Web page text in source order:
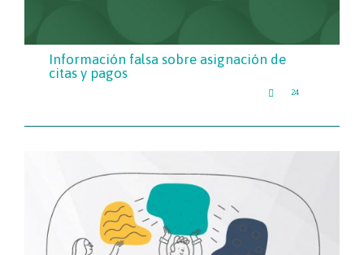
Información falsa sobre asignación de
citas y pagos

LOVE
24